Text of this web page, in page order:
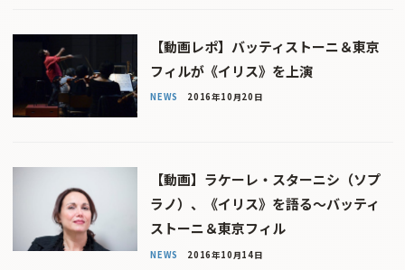
【動画レポ】バッティストーニ＆東京
フィルが《イリス》を上演
NEWS 2016年10月20日
【動画】ラケーレ・スターニシ（ソプ
ラノ）、《イリス》を語る〜バッティ
ストーニ＆東京フィル
NEWS 2016年10月14日